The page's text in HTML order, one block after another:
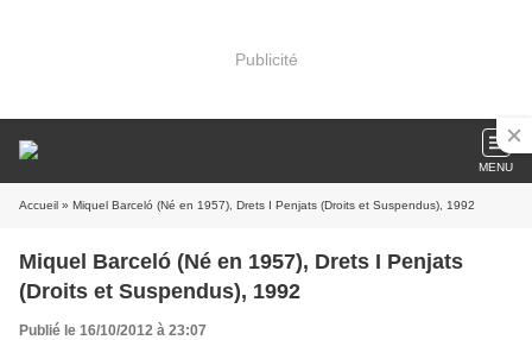
Publicité
MENU
Accueil » Miquel Barceló (Né en 1957), Drets I Penjats (Droits et Suspendus), 1992
Miquel Barceló (Né en 1957), Drets I Penjats
(Droits et Suspendus), 1992
Publié le 16/10/2012 à 23:07